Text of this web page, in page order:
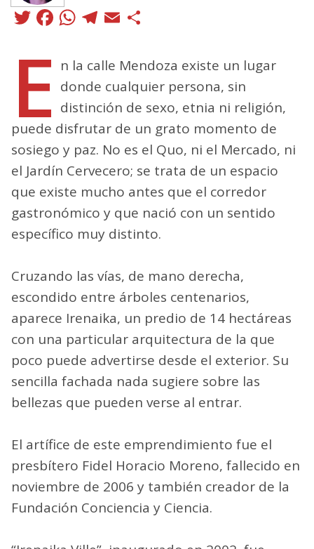
Twitter
Facebook
WhatsApp
Telegram
Email
E n la calle Mendoza existe un lugar
donde cualquier persona, sin
distinción de sexo, etnia ni religión,
puede disfrutar de un grato momento de
sosiego y paz. No es el Quo, ni el Mercado, ni
el Jardín Cervecero; se trata de un espacio
que existe mucho antes que el corredor
gastronómico y que nació con un sentido
específico muy distinto.
Cruzando las vías, de mano derecha,
escondido entre árboles centenarios,
aparece Irenaika, un predio de 14 hectáreas
con una particular arquitectura de la que
poco puede advertirse desde el exterior. Su
sencilla fachada nada sugiere sobre las
bellezas que pueden verse al entrar.
El artífice de este emprendimiento fue el
presbítero Fidel Horacio Moreno, fallecido en
noviembre de 2006 y también creador de la
Fundación Conciencia y Ciencia.